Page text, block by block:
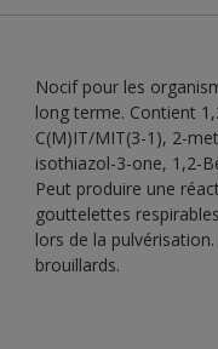
Nocif pour les
long terme. Contient
C(M)IT/MIT(3-1), 2-
isothiazol-3-one, 1,2-
Peut produire une
gouttelettes
lors de la
brouillards.